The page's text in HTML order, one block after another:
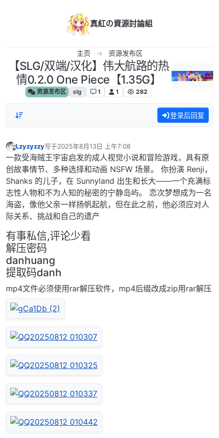
真紅の資源討論組
主页 资源发布区
【SLG/双端/汉化】伟大航路的热
情0.2.0 One Piece【1.35G】
资源发布区 slg 1 1 282
登录后回复
离线
Lzyzyzzy写于2025年8月13日 上午7:08
最后由 编辑
一款受海贼王宇宙启发的成人视觉小说和冒险游戏，具有原
创故事情节、多种选择和动画 NSFW 场景。 你扮演 Renji，
Shanks 的儿子，在 Sunnyland 出生和长大——一个充满标
志性人物和不为人知的秘密的宁静岛屿。 恋次梦想成为一名
海盗，像他父亲一样扬帆起航，但在此之前，他必须应对人
际关系、挑战和自己的遗产
有事私信,评论少看
解压密码
danhuang
提取码danh
mp4文件必须使用rar解压软件，mp4后缀改成zip用rar解压